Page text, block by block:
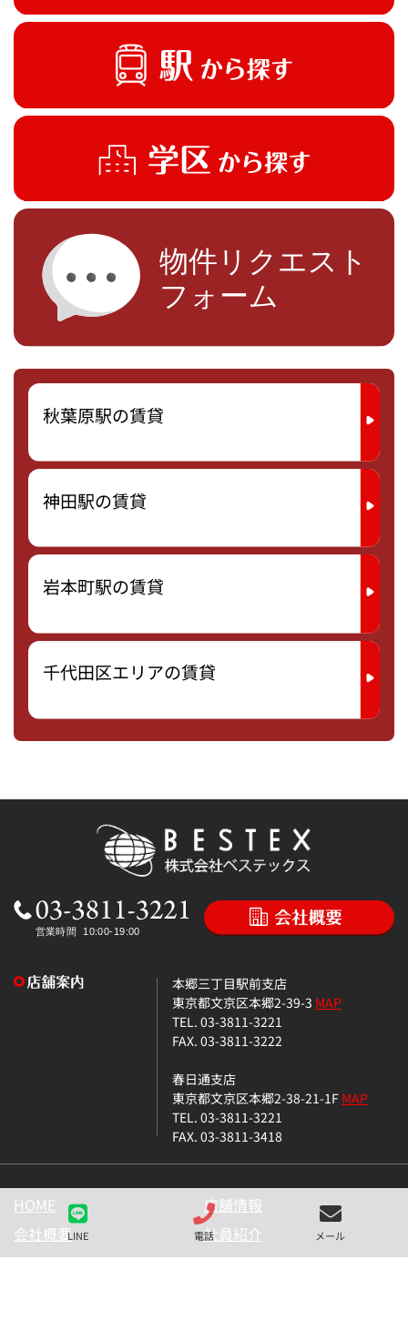
LINE 電話 メール
秋葉原駅の賃貸
神田駅の賃貸
岩本町駅の賃貸
千代田区エリアの賃貸
本郷三丁目駅前支店
東京都文京区本郷2-39-3 MAP
TEL. 03-3811-3221
FAX. 03-3811-3222
春日通支店
東京都文京区本郷2-38-21-1FMAP
TEL. 03-3811-3221
FAX. 03-3811-3418
HOME
店舗情報
会社概要
社員紹介
ベステックスとは
契約の流れ